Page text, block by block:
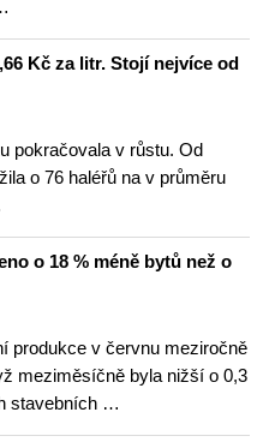
Kč za litr. Stojí nejvíce od
pokračovala v růstu. Od
o 76 haléřů na v průměru
o 18 % méně bytů než o
produkce v červnu meziročně
meziměsíčně byla nižší o 0,3
stavebních …